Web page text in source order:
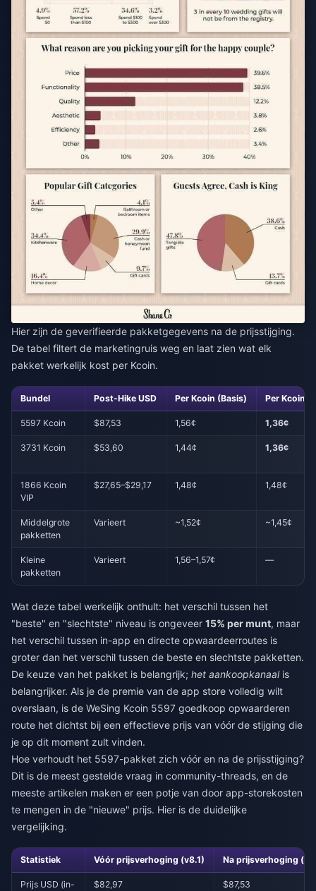
Hier zijn de geverifieerde pakketgegevens na de prijsstijging.
De tabel filtert de marketingruis weg en laat zien wat elk
pakket werkelijk kost per Kcoin.
Bundel Post-Hike USD Per Kcoin (Basis) Per Kcoin
5597 Kcoin $87,53 1,56¢ 1,36¢
3731 Kcoin $53,60 1,44¢ 1,36¢
1866 Kcoin
VIP
$27,65–$29,17 1,48¢ 1,48¢
Middelgrote
pakketten
Varieert ~1,52¢ ~1,45¢
Kleine
pakketten
Varieert 1,56–1,57¢ —
Wat deze tabel werkelijk onthult: het verschil tussen het
"beste" en "slechtste" niveau is ongeveer 15% per munt, maar
het verschil tussen in-app en directe opwaardeerroutes is
groter dan het verschil tussen de beste en slechtste pakketten.
De keuze van het pakket is belangrijk; het aankoopkanaalis
belangrijker. Als je de premie van de app store volledig wilt
overslaan, is de WeSing Kcoin 5597 goedkoop opwaarderen
route het dichtst bij een effectieve prijs van vóór de stijging die
je op dit moment zult vinden.
Hoe verhoudt het 5597-pakket zich vóór en na de prijsstijging?
Dit is de meest gestelde vraag in community-threads, en de
meeste artikelen maken er een potje van door app-storekosten
te mengen in de "nieuwe" prijs. Hier is de duidelijke
vergelijking.
Statistiek Vóór prijsverhoging (v8.1) Na prijsverhoging
Prijs USD (in-
$82,97 $87,53